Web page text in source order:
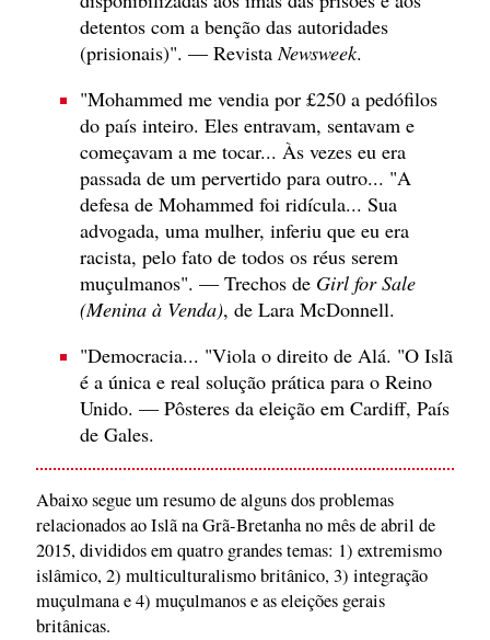
detentos com a benção das autoridades
(prisionais)". — RevistaNewsweek.
"Mohammed me vendia por £250 a pedófilos
do país inteiro. Eles entravam, sentavam e
começavam a me tocar... Às vezes eu era
passada de um pervertido para outro... "A
defesa de Mohammed foi ridícula... Sua
advogada, uma mulher, inferiu que eu era
racista, pelo fato de todos os réus serem
muçulmanos". — Trechos de Girl for Sale
(Menina à Venda), de Lara McDonnell.
"Democracia... "Viola o direito de Alá. "O Islã
é a única e real solução prática para o Reino
Unido. — Pôsteres da eleição em Cardiff, País
de Gales.
Abaixo segue um resumo de alguns dos problemas
relacionados ao Islã na Grã-Bretanha no mês de abril de
2015, divididos em quatro grandes temas: 1) extremismo
islâmico, 2) multiculturalismo britânico, 3) integração
muçulmana e 4) muçulmanos e as eleições gerais
britânicas.